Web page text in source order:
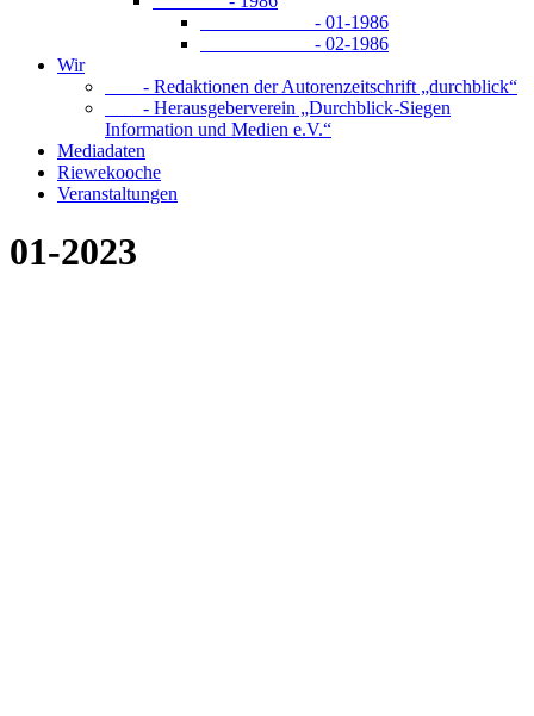
- 01-1986
- 02-1986
Wir
- Redaktionen der Autorenzeitschrift „durchblick“
- Herausgeberverein „Durchblick-Siegen
Information und Medien e.V.“
Mediadaten
Riewekooche
Veranstaltungen
01-2023